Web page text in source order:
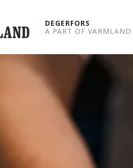
DEGERFORS
A PART OF VÄRMLAND